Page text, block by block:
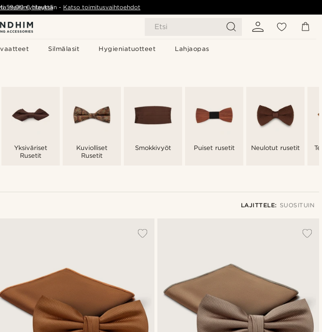
Etsi
Silmälasit Hygieniatuotteet Lahjaopas
59,00 €tilauksiin - Katso toimitusvaihtoehdot
meihin yhteyttä
Yksiväriset
Rusetit
Kuviolliset
Rusetit
Smokkivyöt Puiset rusetit Neulotut rusetit
LAJITTELE: SUOSITUIN
Kallein